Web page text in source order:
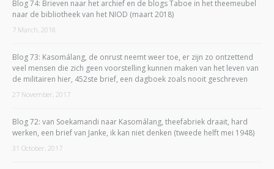
Blog 74: Brieven naar het archief en de blogs Taboe in het theemeubel
naar de bibliotheek van het NIOD (maart 2018)
7 March, 2018
Blog 73: Kasomálang, de onrust neemt weer toe, er zijn zo ontzettend
veel mensen die zich geen voorstelling kunnen maken van het leven van
de militairen hier, 452ste brief, een dagboek zoals nooit geschreven
27 November, 2017
Blog 72: van Soekamandi naar Kasomálang, theefabriek draait, hard
werken, een brief van Janke, ik kan niet denken (tweede helft mei 1948)
31 October, 2017